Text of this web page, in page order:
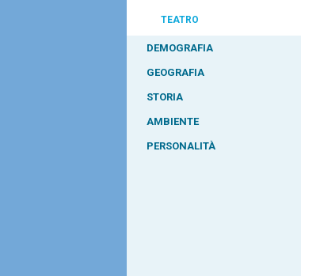
TEATRO
DEMOGRAFIA
GEOGRAFIA
STORIA
AMBIENTE
PERSONALITÀ